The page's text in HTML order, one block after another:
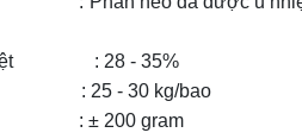
nhiệt : 28 - 35%
25 - 30 kg/bao
200 gram